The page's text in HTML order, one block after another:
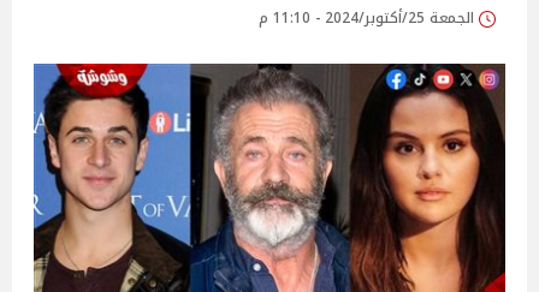
الجمعة 25/أكتوبر/2024 - 11:10 م